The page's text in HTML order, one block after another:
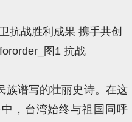
族谱写的壮丽史诗。在这
，台湾始终与祖国同呼